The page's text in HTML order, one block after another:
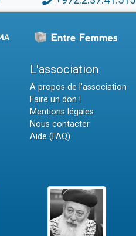
L'association
A propos de l'association
Faire un don !
Mentions légales
Nous contacter
Aide (FAQ)